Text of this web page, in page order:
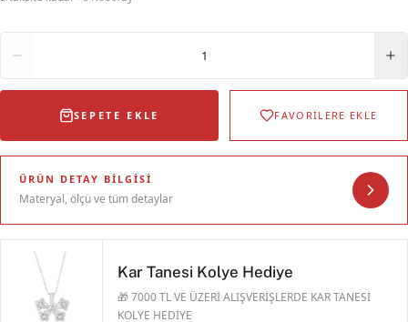
1
SEPETE EKLE FAVORİLERE EKLE
ÜRÜN DETAY BILGISI
Materyal, ölçü ve tüm detaylar
Kar Tanesi Kolye Hediye
🎁 7000 TL VE ÜZERİ ALIŞVERİŞLERDE KAR TANESİ
KOLYE HEDİYE